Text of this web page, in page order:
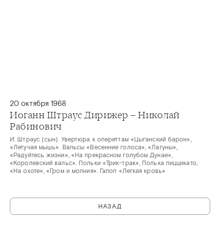
20 октября 1968
Иоганн Штраус Дирижер – Николай
Рабинович
И. Штраус (сын). Увертюра к опереттам «Цыганский барон»,
«Летучая мышь». Вальсы «Весенние голоса», «Лагуны»,
«Радуйтесь жизни», «На прекрасном голубом Дунае»,
«Королевский вальс». Польки «Трик-трак», Полька пиццикато,
«На охоте», «Гром и молния». Галоп «Легкая кровь»
НАЗАД